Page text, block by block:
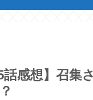
話感想】召集